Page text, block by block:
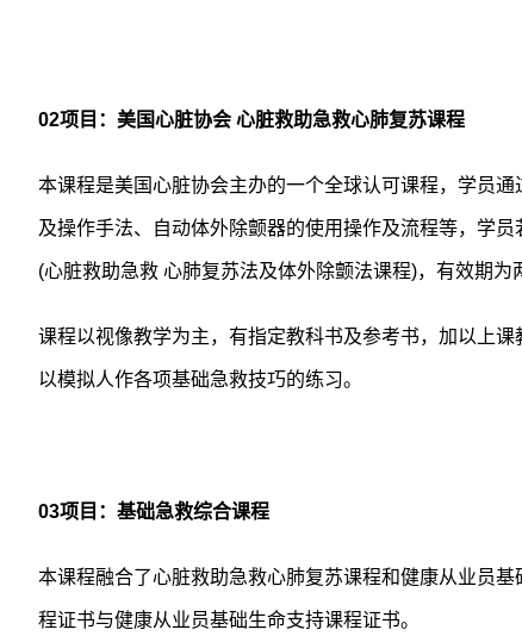
02项目：美国心脏协会 心脏救助急救心肺复苏课程
本课程是美国心脏协会主办的一个全球认可课程，学员
及操作手法、自动体外除颤器的使用操作及流程等，学
(心脏救助急救 心肺复苏法及体外除颤法课程)，有效期为
课程以视像教学为主，有指定教科书及参考书，加以上
以模拟人作各项基础急救技巧的练习。
03项目：基础急救综合课程
本课程融合了心脏救助急救心肺复苏课程和健康从业员基
程证书与健康从业员基础生命支持课程证书。